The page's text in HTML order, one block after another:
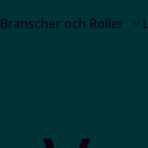
Branscher och Roller